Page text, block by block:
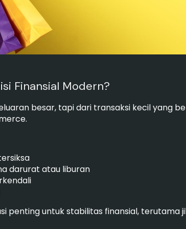
Finansial Modern?
besar, tapi dari transaksi kecil yang
darurat atau liburan
penting untuk stabilitas finansial, terutama